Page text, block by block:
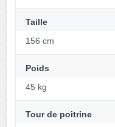
Taille
156 cm
Poids
45 kg
Tour de poitrine